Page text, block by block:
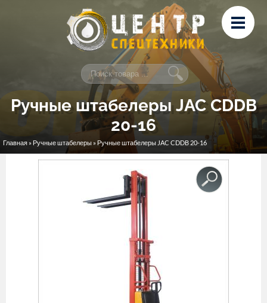
Перейти к основному содержанию
Лизинг
Сервис и ремонт
Контакты
Ручные штабелеры JAC CDDB
20-16
Вы здесь
Главная » Ручные штабелеры » Ручные штабелеры JAC CDDB 20-16